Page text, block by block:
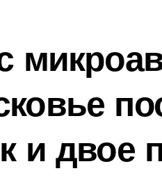
и двое